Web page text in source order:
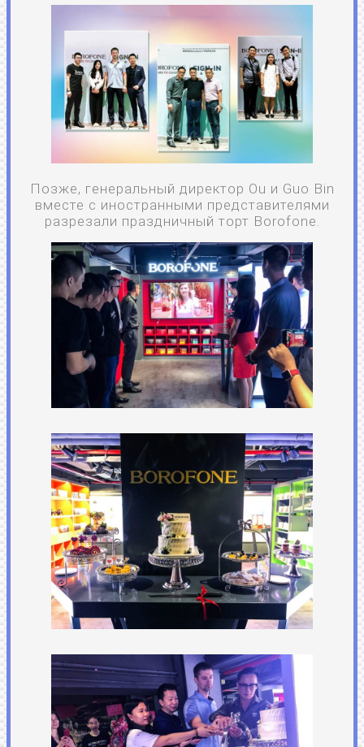
Позже, генеральный директор Ou и Guo Bin
вместе с иностранными представителями
разрезали праздничный торт Borofone.